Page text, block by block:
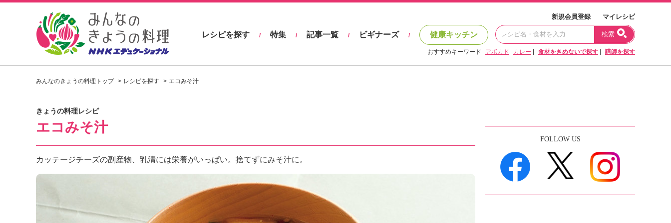
し
見
つ
け
よ
N
新規会員登録 マイレシピ
レシピを探す / 特集 / 記事一覧 / ビギナーズ / 健康キッチン 検索
おすすめキーワード アボカド カレー 食材をきめないで探す 講師を探す
みんなのきょうの料理トップ レシピを探す エコみそ汁
きょうの料理レシピ
エコみそ汁
カッテージチーズの副産物、乳清には栄養がいっぱい。捨てずにみそ汁に。
FOLLOW US